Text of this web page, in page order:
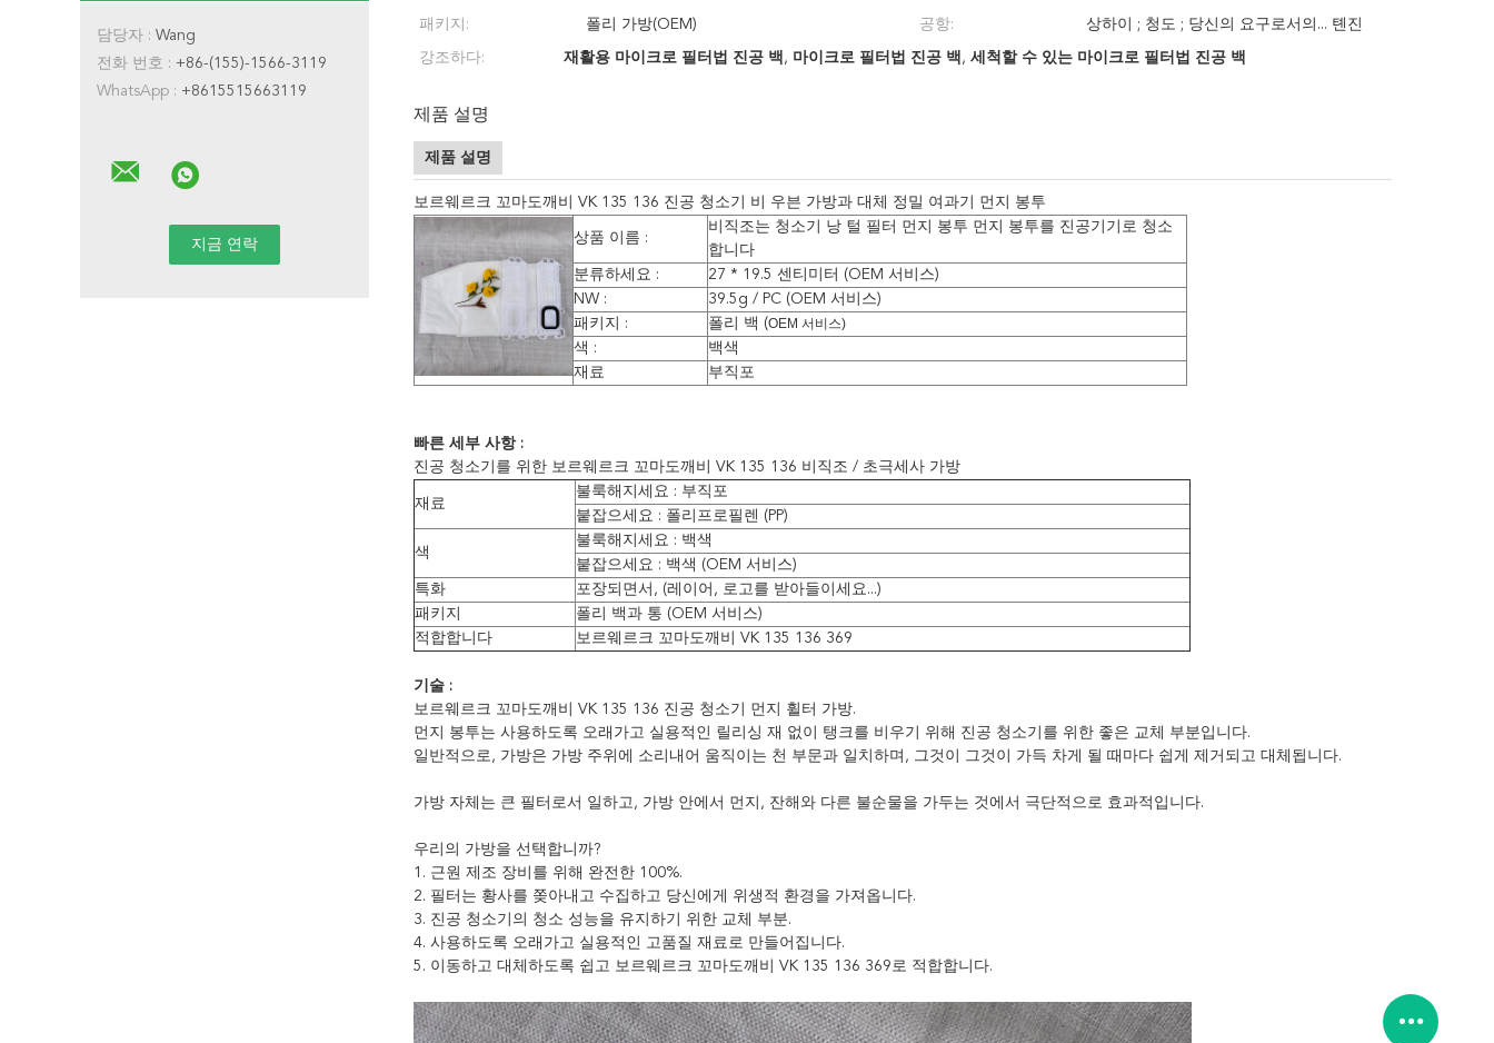
담당자 : Wang
전화 번호 : +86-(155)-1566-3119
WhatsApp : +8615515663119
패키지: 폴리 가방(OEM) 공항: 상하이 ; 청도 ; 당신의 요구로서의... 톈진
강조하다: 재활용 마이크로 필터법 진공 백 , 마이크로 필터법 진공 백 , 세척할 수 있는 마이크로 필터법 진공 백
제품 설명
제품 설명
보르웨르크 꼬마도깨비 VK 135 136 진공 청소기 비 우븐 가방과 대체 정밀 여과기 먼지 봉투
상품 이름 :
비직조는 청소기 낭 털 필터 먼지 봉투 먼지 봉투를 진공기기로 청소
합니다
분류하세요 :
27 * 19.5 센티미터 (OEM 서비스)
NW :
39.5g / PC (OEM 서비스)
패키지 :
폴리 백 (OEM 서비스)
색 :
백색
재료
부직포
빠른 세부 사항 :
진공 청소기를 위한 보르웨르크 꼬마도깨비 VK 135 136 비직조 / 초극세사 가방
재료
불룩해지세요 : 부직포
붙잡으세요 : 폴리프로필렌 (PP)
색
불룩해지세요 : 백색
붙잡으세요 : 백색 (OEM 서비스)
특화
포장되면서, (레이어, 로고를 받아들이세요...)
패키지
폴리 백과 통 (OEM 서비스)
적합합니다
보르웨르크 꼬마도깨비 VK 135 136 369
기술 :
보르웨르크 꼬마도깨비 VK 135 136 진공 청소기 먼지 휠터 가방.
먼지 봉투는 사용하도록 오래가고 실용적인 릴리싱 재 없이 탱크를 비우기 위해 진공 청소기를 위한 좋은 교체 부분입니다.
일반적으로, 가방은 가방 주위에 소리내어 움직이는 천 부문과 일치하며, 그것이 그것이 가득 차게 될 때마다 쉽게 제거되고 대체됩니다.
가방 자체는 큰 필터로서 일하고, 가방 안에서 먼지, 잔해와 다른 불순물을 가두는 것에서 극단적으로 효과적입니다.
우리의 가방을 선택합니까?
1. 근원 제조 장비를 위해 완전한 100%.
2. 필터는 황사를 쫒아내고 수집하고 당신에게 위생적 환경을 가져옵니다.
3. 진공 청소기의 청소 성능을 유지하기 위한 교체 부분.
4. 사용하도록 오래가고 실용적인 고품질 재료로 만들어집니다.
5. 이동하고 대체하도록 쉽고 보르웨르크 꼬마도깨비 VK 135 136 369로 적합합니다.